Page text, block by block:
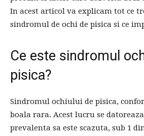
In acest articol va explicam tot ce
sindromul de ochi de pisica si ce
Ce este sindromul
pisica?
Sindromul ochiului de pisica,
boala rara. Acest lucru se
prevalenta sa este scazuta, sub 1